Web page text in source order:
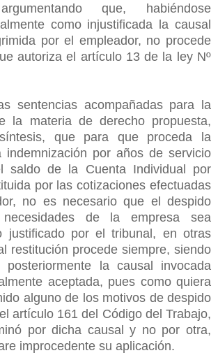
que, habiéndose
como injustificada la causal
por el empleador, no procede
autoriza el artículo 13 de la ley Nº
sentencias acompañadas para la
la materia de derecho propuesta,
que para que proceda la
indemnización por años de servicio
saldo de la Cuenta Individual por
por las cotizaciones efectuadas
no es necesario que el despido
de la empresa sea
justificado por el tribunal, en otras
restitución procede siempre, siendo
posteriormente la causal invocada
aceptada, pues como quiera
alguno de los motivos de despido
artículo 161 del Código del Trabajo,
por dicha causal y no por otra,
improcedente su aplicación.